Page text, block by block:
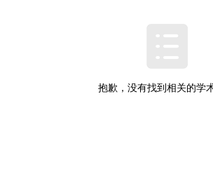
抱歉，没有找到相关的学